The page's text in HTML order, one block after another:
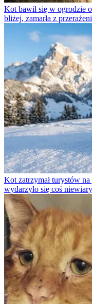
Kot bawił się w ogrodzie
bliżej, zamarła z
Kot zatrzymał turystów
wydarzyło się coś